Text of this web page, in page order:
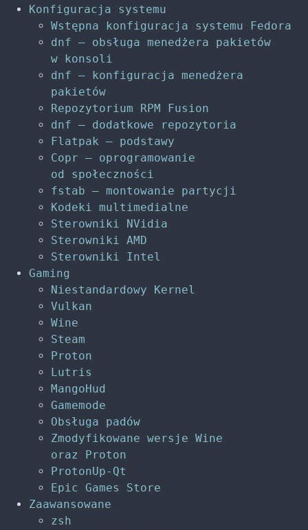
Konfiguracja systemu
Wstępna konfiguracja systemu Fedora
dnf – obsługa menedżera pakietów
w konsoli
dnf – konfiguracja menedżera
pakietów
Repozytorium RPM Fusion
dnf – dodatkowe repozytoria
Flatpak – podstawy
Copr – oprogramowanie
od społeczności
fstab – montowanie partycji
Kodeki multimedialne
Sterowniki NVidia
Sterowniki AMD
Sterowniki Intel
Gaming
Niestandardowy Kernel
Vulkan
Wine
Steam
Proton
Lutris
MangoHud
Gamemode
Obsługa padów
Zmodyfikowane wersje Wine
oraz Proton
ProtonUp-Qt
Epic Games Store
Zaawansowane
zsh